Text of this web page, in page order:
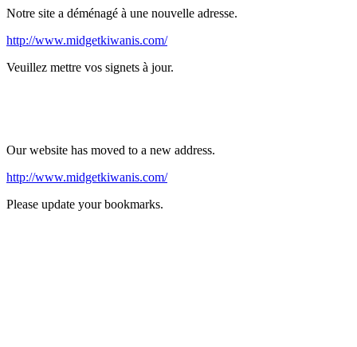
Notre site a déménagé à une nouvelle adresse.
http://www.midgetkiwanis.com/
Veuillez mettre vos signets à jour.
Our website has moved to a new address.
http://www.midgetkiwanis.com/
Please update your bookmarks.